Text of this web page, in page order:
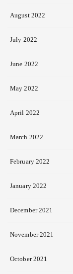
August 2022
July 2022
June 2022
May 2022
April 2022
March 2022
February 2022
January 2022
December 2021
November 2021
October 2021